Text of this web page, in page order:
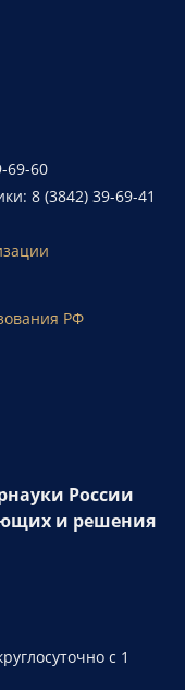
69-60
8 (3842) 39-69-41
РФ
России
и решения
с 1